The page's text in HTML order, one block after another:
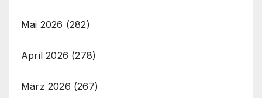
Mai 2026 (282)
April 2026 (278)
März 2026 (267)